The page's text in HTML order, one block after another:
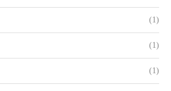
(1)
(1)
(1)